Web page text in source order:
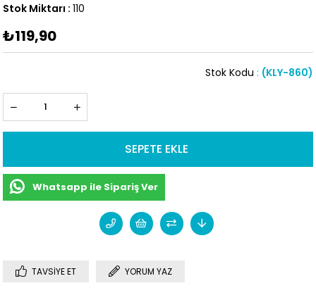
Stok Miktarı : 110
₺119,90
(KLY-860)
Stok Kodu
Whatsapp ile Sipariş Ver
TAVSIYE ET YORUM YAZ